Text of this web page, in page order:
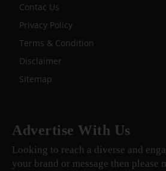
Contac Us
Privacy Policy
Terms & Condition
Disclaimer
Sitemap
Advertise With Us
Looking to reach a diverse and
your brand or message then please